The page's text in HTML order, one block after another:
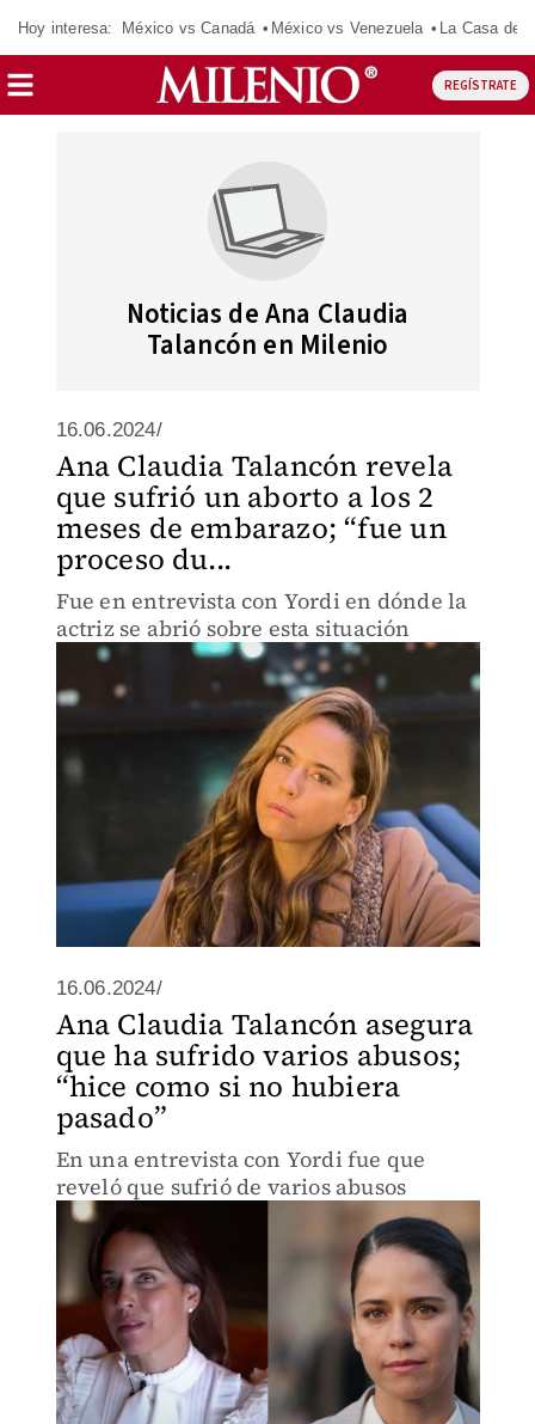
Hoy interesa: México vs Canadá México vs Venezuela La Casa de
REGÍSTRATE
Noticias de Ana Claudia
Talancón en Milenio
16.06.2024/
Ana Claudia Talancón revela
que sufrió un aborto a los 2
meses de embarazo; “fue un
proceso du...
Fue en entrevista con Yordi en dónde la
actriz se abrió sobre esta situación
16.06.2024/
Ana Claudia Talancón asegura
que ha sufrido varios abusos;
“hice como si no hubiera
pasado”
En una entrevista con Yordi fue que
reveló que sufrió de varios abusos